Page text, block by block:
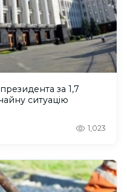
за 1,7
ситуацію
1,023